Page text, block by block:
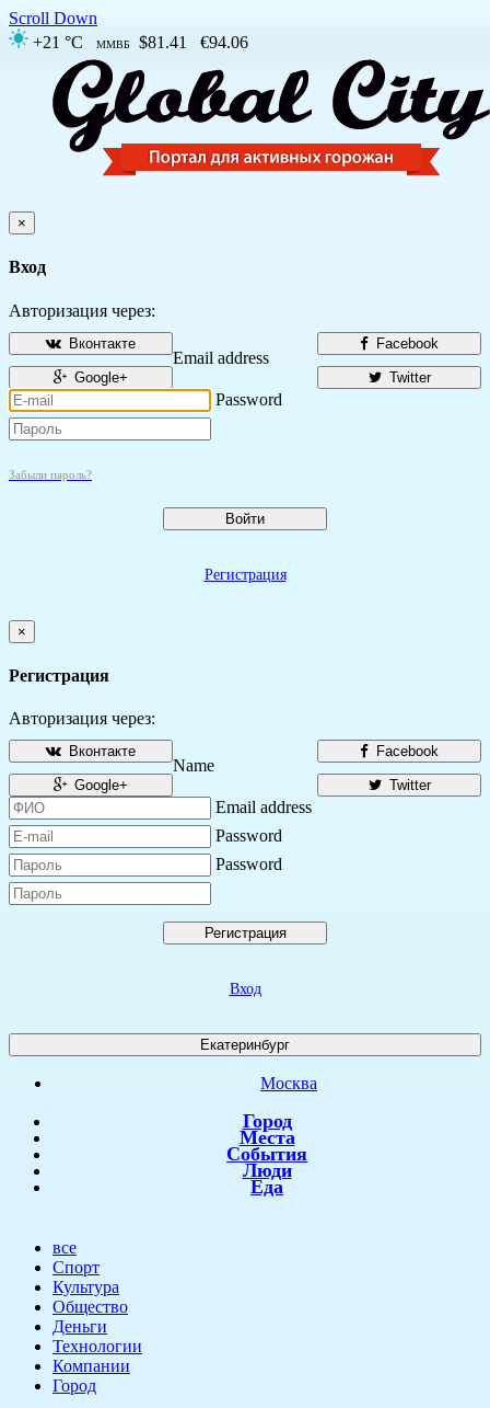
Scroll Down
+21 °C
ММВБ $81.41 €94.06
×
Вход
Авторизация через:
Facebook
Вконтакте
Twitter
Google+
Email address
Password
Забыли пароль?
Войти
Регистрация
×
Регистрация
Авторизация через:
Facebook
Вконтакте
Twitter
Google+
Name
Email address
Password
Password
Регистрация
Вход
Екатеринбург
Москва
Город
Места
События
Люди
Еда
все
Спорт
Культура
Общество
Деньги
Технологии
Компании
Город